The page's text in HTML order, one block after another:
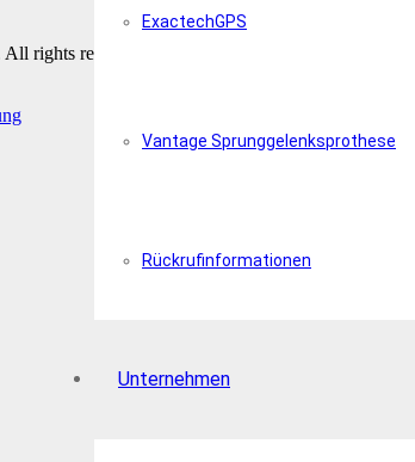
ExactechGPS
Vantage Sprunggelenksprothese
Rückrufinformationen
Unternehmen
rights reserved.